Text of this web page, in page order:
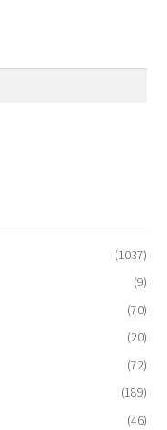
(1037)
(9)
(70)
(20)
(72)
(189)
(46)